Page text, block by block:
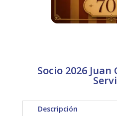
Socio 2026 Juan
Descripción